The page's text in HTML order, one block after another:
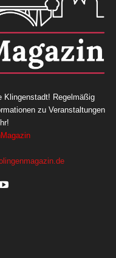
Klingenstadt! Regelmäßig
zu Veranstaltungen